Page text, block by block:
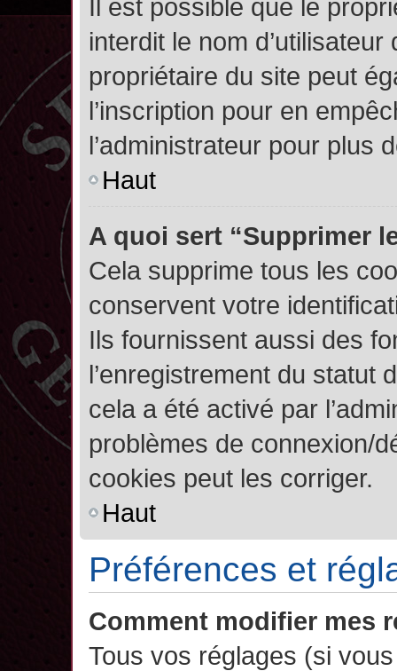
Il est possible que le
interdit le nom
propriétaire du site peut
l’inscription pour en
l’administrateur pour plus
Haut
A quoi sert “Supprimer
Cela supprime tous les
conservent votre
Ils fournissent aussi des
l’enregistrement du statut
cela a été activé par
problèmes de connexion/
cookies peut les corriger.
Haut
Préférences et
Comment modifier mes
Tous vos réglages (si